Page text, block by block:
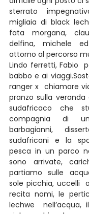
sterrato
migliaia di black
fata morgana,
delfina, michele
attorno al percorso
Lindo ferretti, Fabio
babbo e ai
ranger x  chiamare
pranzo sulla
sudafricaco che
compagnia di
barbagianni,
sudafricani e la
pesca in un parco
sono arrivate,
partiamo sulle
sole picchia, uccelli
recita nomi, le
lechwe  nell’acqua,